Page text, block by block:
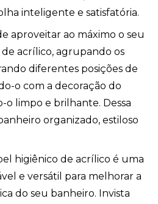
inteligente e satisfatória.
aproveitar ao máximo o seu
acrílico, agrupando os
diferentes posições de
o com a decoração do
limpo e brilhante. Dessa
organizado, estiloso
higiênico de acrílico é uma
e versátil para melhorar a
do seu banheiro. Invista